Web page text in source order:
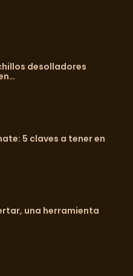
desolladores
5 claves a tener en
una herramienta